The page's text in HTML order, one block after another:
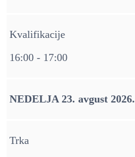
Kvalifikacije
16:00 - 17:00
NEDELJA 23. avgust 2026.
Trka